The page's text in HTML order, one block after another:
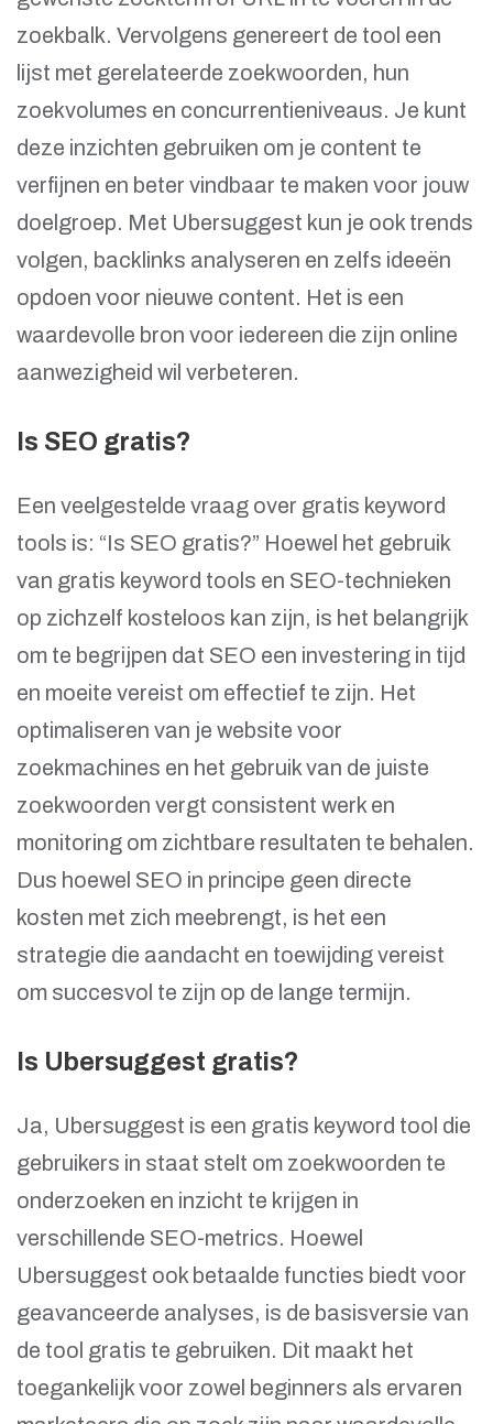
zoekbalk. Vervolgens genereert de tool een
lijst met gerelateerde zoekwoorden, hun
zoekvolumes en concurrentieniveaus. Je kunt
deze inzichten gebruiken om je content te
verfijnen en beter vindbaar te maken voor jouw
doelgroep. Met Ubersuggest kun je ook trends
volgen, backlinks analyseren en zelfs ideeën
opdoen voor nieuwe content. Het is een
waardevolle bron voor iedereen die zijn online
aanwezigheid wil verbeteren.
Is SEO gratis?
Een veelgestelde vraag over gratis keyword
tools is: “Is SEO gratis?” Hoewel het gebruik
van gratis keyword tools en SEO-technieken
op zichzelf kosteloos kan zijn, is het belangrijk
om te begrijpen dat SEO een investering in tijd
en moeite vereist om effectief te zijn. Het
optimaliseren van je website voor
zoekmachines en het gebruik van de juiste
zoekwoorden vergt consistent werk en
monitoring om zichtbare resultaten te behalen.
Dus hoewel SEO in principe geen directe
kosten met zich meebrengt, is het een
strategie die aandacht en toewijding vereist
om succesvol te zijn op de lange termijn.
Is Ubersuggest gratis?
Ja, Ubersuggest is een gratis keyword tool die
gebruikers in staat stelt om zoekwoorden te
onderzoeken en inzicht te krijgen in
verschillende SEO-metrics. Hoewel
Ubersuggest ook betaalde functies biedt voor
geavanceerde analyses, is de basisversie van
de tool gratis te gebruiken. Dit maakt het
toegankelijk voor zowel beginners als ervaren